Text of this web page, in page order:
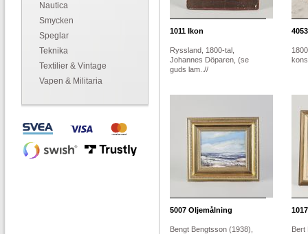
Nautica
Smycken
Speglar
Teknika
Textilier & Vintage
Vapen & Militaria
1011 Ikon
Ryssland, 1800-tal,
Johannes Döparen, (se
guds lam..//
4053
5007 Oljemålning
Bengt Bengtsson (1938),
1017
Bert